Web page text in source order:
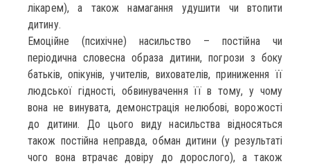
лікарем), а також намагання удушити чи втопити
дитину.
Емоційне (психічне) насильство – постійна чи
періодична словесна образа дитини, погрози з боку
батьків, опікунів, учителів, вихователів, приниження її
людської гідності, обвинувачення її в тому, у чому
вона не винувата, демонстрація нелюбові, ворожості
до дитини. До цього виду насильства відносяться
також постійна неправда, обман дитини (у результаті
чого вона втрачає довіру до дорослого), а також